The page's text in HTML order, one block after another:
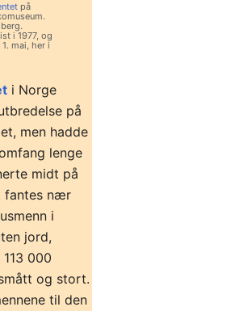
på
i 1977, og
mai, her i
i Norge
på
men hadde
lenge
midt på
fantes nær
i
jord,
000
og stort.
til den